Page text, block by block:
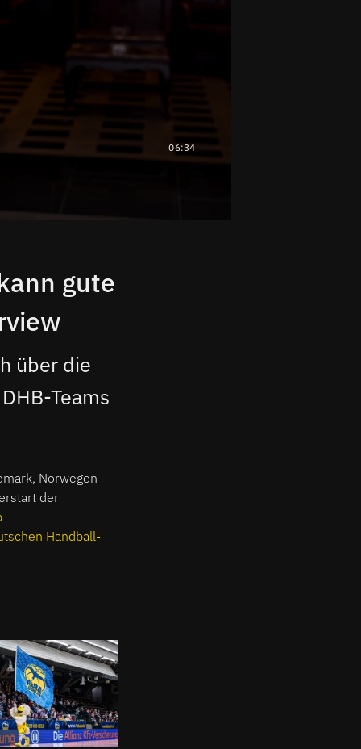
06:34
gute
über die
Teams
Norwegen
der
Handball-